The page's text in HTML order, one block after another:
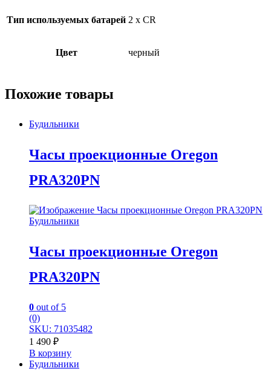
Тип используемых батарей 2 x CR
Цвет черный
Похожие товары
Будильники
Часы проекционные Oregon
PRA320PN
Будильники
Часы проекционные Oregon
PRA320PN
0 out of 5
(0)
SKU: 71035482
1 490 ₽
В корзину
Будильники